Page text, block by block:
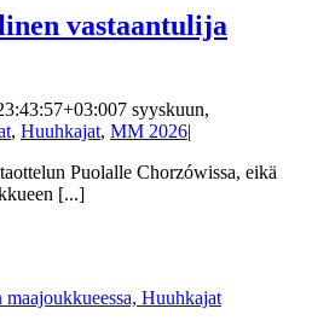
vastaantulija
7 syyskuun,
, Huuhkajat, MM 2026|
Puolalle Chorzówissa, eikä
[...]